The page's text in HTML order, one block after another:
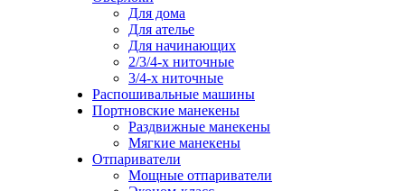
Для дома
Для ателье
Для начинающих
2/3/4-х ниточные
3/4-х ниточные
Распошивальные машины
Портновские манекены
Раздвижные манекены
Мягкие манекены
Отпариватели
Мощные отпариватели